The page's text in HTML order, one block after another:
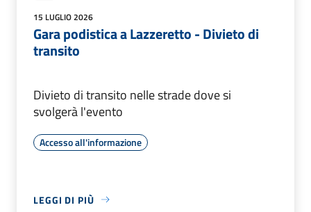
15 LUGLIO 2026
Gara podistica a Lazzeretto - Divieto di
transito
Divieto di transito nelle strade dove si
svolgerà l'evento
Accesso all'informazione
LEGGI DI PIÙ